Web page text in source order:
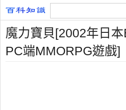
魔力寶貝[2002年日
PC端MMORPG遊戲]